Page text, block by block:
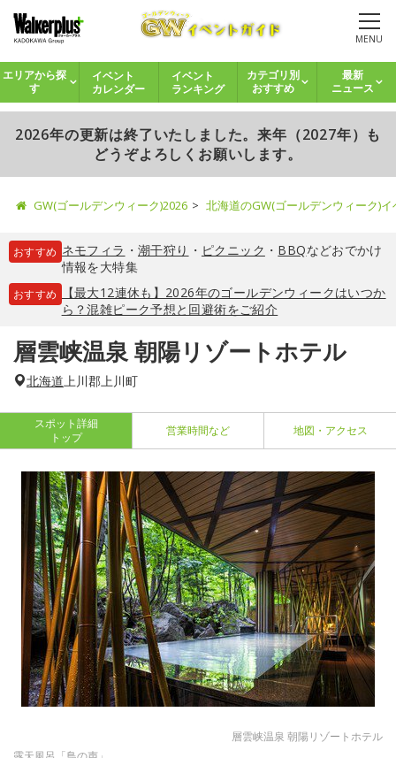
MENU
エリアから探
す
イベント
カレンダー
イベント
ランキング
カテゴリ別
おすすめ
最新
ニュース
2026年の更新は終了いたしました。来年（2027年）も
どうぞよろしくお願いします。
GW(ゴールデンウィーク)2026 北海道のGW(ゴールデンウィーク)
おすすめ ネモフィラ ・ 潮干狩り ・ ピクニック ・ BBQなどおでかけ
情報を大特集
おすすめ
【最大12連休も】2026年のゴールデンウィークはいつか
ら？混雑ピーク予想と回避術をご紹介
層雲峡温泉 朝陽リゾートホテル
北海道上川郡上川町
スポット詳細
トップ
営業時間など 地図・アクセス
層雲峡温泉 朝陽リゾートホテル